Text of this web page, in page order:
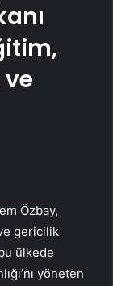
ve
Özbay,
gericilik
ülkede
yöneten